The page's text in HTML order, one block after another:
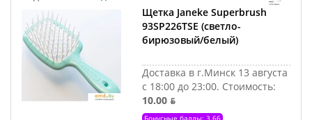
Щетка Janeke Superbrush
93SP226TSE (светло-
бирюзовый/белый)
Доставка в г.Минск 13 августа
с 18:00 до 23:00. Стоимость:
10.00 ƃ